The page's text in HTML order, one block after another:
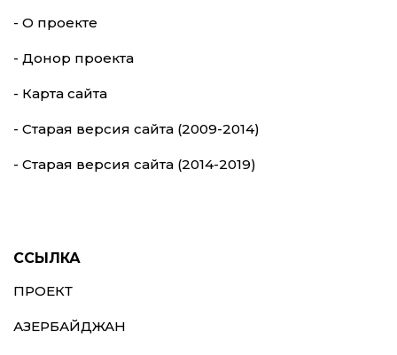
- О проекте
- Донор проекта
- Карта сайта
- Старая версия сайта (2009-2014)
- Старая версия сайта (2014-2019)
ССЫЛКА
ПРОЕКТ
АЗЕРБАЙДЖАН